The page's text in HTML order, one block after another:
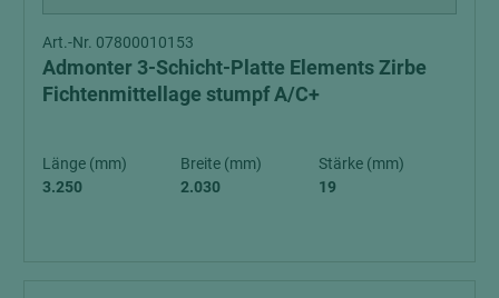
Art.-Nr. 07800010153
Admonter 3-Schicht-Platte Elements Zirbe
Fichtenmittellage stumpf A/C+
Länge (mm)
3.250
Breite (mm)
2.030
Stärke (mm)
19